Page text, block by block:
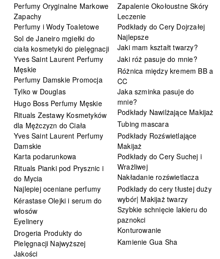
Perfumy Oryginalne Markowe
Zapachy
Perfumy i Wody Toaletowe
Sol de Janeiro mgiełki do
ciała kosmetyki do pielęgnacji
Yves Saint Laurent Perfumy
Męskie
Perfumy Damskie Promocja
Tylko w Douglas
Hugo Boss Perfumy Męskie
Rituals Zestawy Kosmetyków
dla Mężczyzn do Ciała
Yves Saint Laurent Perfumy
Damskie
Karta podarunkowa
Rituals Pianki pod Prysznic i
do Mycia
Najlepiej oceniane perfumy
Kérastase Olejki i serum do
włosów
Eyelinery
Drogeria Produkty do
Pielęgnacji Najwyższej
Jakości
Zapalenie Okołoustne Skóry
Leczenie
Podkłady do Cery Dojrzałej
Najlepsze
Jaki mam kształt twarzy?
Jaki róż pasuje do mnie?
Różnica między kremem BB a
CC
Jaka szminka pasuje do
mnie?
Podkłady Nawilżające Makijaż
Tubing mascara
Podkłady Rozświetlające
Makijaż
Podkłady do Cery Suchej i
Wrażliwej
Nakładanie rozświetlacza
Podkłady do cery tłustej duży
wybór| Makijaż twarzy
Szybkie schnięcie lakieru do
paznokci
Konturowanie
Kamienie Gua Sha